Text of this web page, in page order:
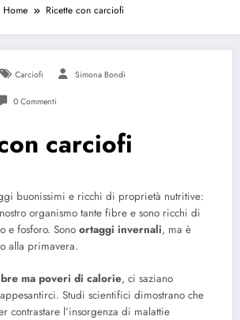
Home Ricette con carciofi
Carciofi Simona Bondi
0 Commenti
carciofi
buonissimi e ricchi di proprietà nutritive:
organismo tante fibre e sono ricchi di
e fosforo. Sono ortaggi invernali, ma è
alla primavera.
ma poveri di calorie, ci saziano
Studi scientifici dimostrano che
contrastare l’insorgenza di malattie